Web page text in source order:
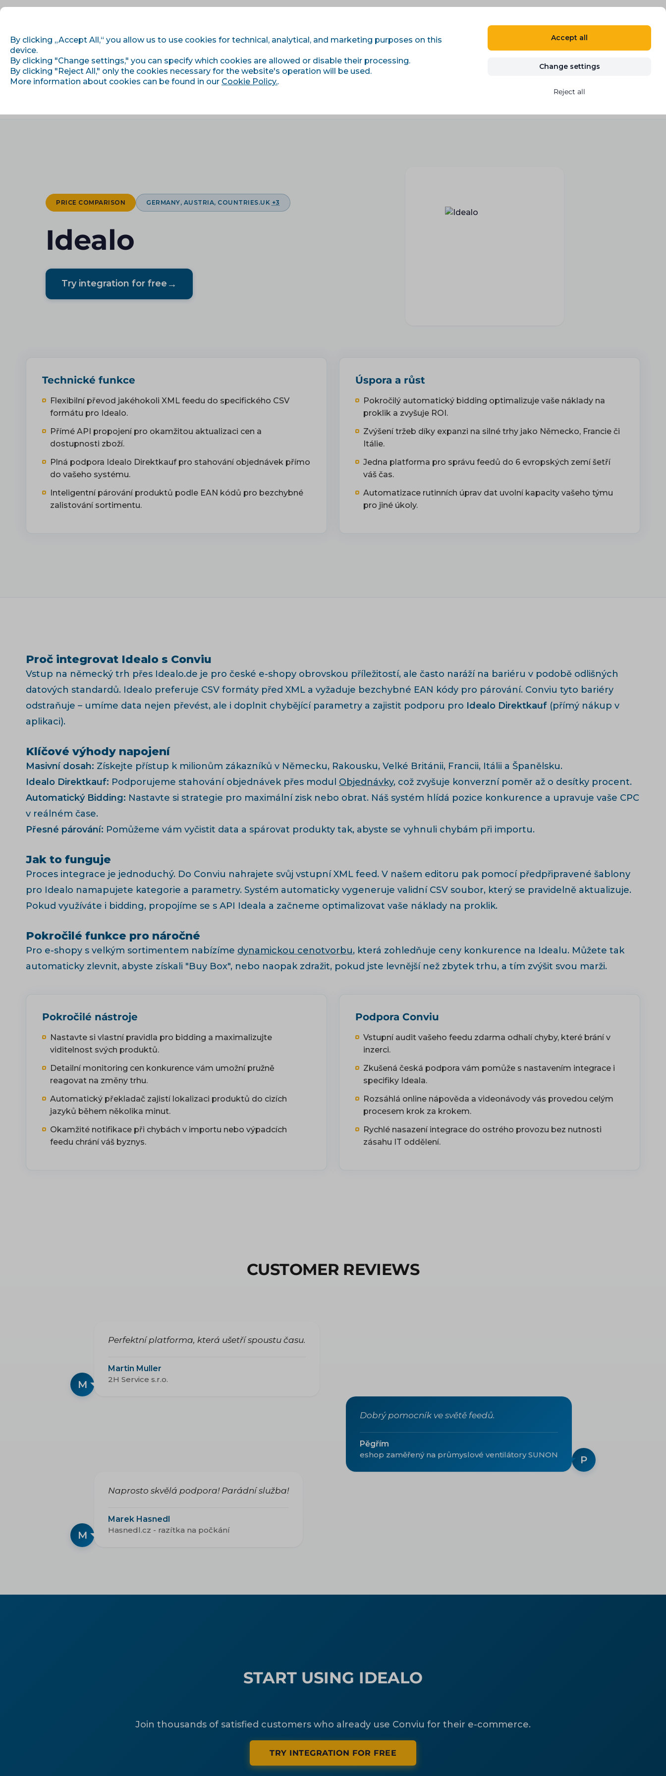
START FREE TRIAL
Getting started Modules Services Price list References
PRICE COMPARISON GERMANY, AUSTRIA, COUNTRIES.UK +3
Idealo
Try integration for free →
Technické funkce
Flexibilní převod jakéhokoli XML feedu do specifického CSV
formátu pro Idealo.
Přímé API propojení pro okamžitou aktualizaci cen a
dostupnosti zboží.
Plná podpora Idealo Direktkauf pro stahování objednávek přímo
do vašeho systému.
Inteligentní párování produktů podle EAN kódů pro bezchybné
zalistování sortimentu.
Úspora a růst
Pokročilý automatický bidding optimalizuje vaše náklady na
proklik a zvyšuje ROI.
Zvýšení tržeb díky expanzi na silné trhy jako Německo, Francie či
Itálie.
Jedna platforma pro správu feedů do 6 evropských zemí šetří
váš čas.
Automatizace rutinních úprav dat uvolní kapacity vašeho týmu
pro jiné úkoly.
Proč integrovat Idealo s Conviu
Vstup na německý trh přes Idealo.de je pro české e-shopy obrovskou příležitostí, ale často naráží na bariéru v podobě odlišných
datových standardů. Idealo preferuje CSV formáty před XML a vyžaduje bezchybné EAN kódy pro párování. Conviu tyto bariéry
odstraňuje – umíme data nejen převést, ale i doplnit chybějící parametry a zajistit podporu pro Idealo Direktkauf (přímý nákup v
aplikaci).
Klíčové výhody napojení
Masivní dosah: Získejte přístup k milionům zákazníků v Německu, Rakousku, Velké Británii, Francii, Itálii a Španělsku.
Idealo Direktkauf: Podporujeme stahování objednávek přes modul Objednávky, což zvyšuje konverzní poměr až o desítky procent.
Automatický Bidding: Nastavte si strategie pro maximální zisk nebo obrat. Náš systém hlídá pozice konkurence a upravuje vaše CPC
v reálném čase.
Přesné párování: Pomůžeme vám vyčistit data a spárovat produkty tak, abyste se vyhnuli chybám při importu.
Jak to funguje
Proces integrace je jednoduchý. Do Conviu nahrajete svůj vstupní XML feed. V našem editoru pak pomocí předpřipravené šablony
pro Idealo namapujete kategorie a parametry. Systém automaticky vygeneruje validní CSV soubor, který se pravidelně aktualizuje.
Pokud využíváte i bidding, propojíme se s API Ideala a začneme optimalizovat vaše náklady na proklik.
Pokročilé funkce pro náročné
Pro e-shopy s velkým sortimentem nabízíme dynamickou cenotvorbu, která zohledňuje ceny konkurence na Idealu. Můžete tak
automaticky zlevnit, abyste získali "Buy Box", nebo naopak zdražit, pokud jste levnější než zbytek trhu, a tím zvýšit svou marži.
Pokročilé nástroje
Nastavte si vlastní pravidla pro bidding a maximalizujte
viditelnost svých produktů.
Detailní monitoring cen konkurence vám umožní pružně
reagovat na změny trhu.
Automatický překladač zajistí lokalizaci produktů do cizích
jazyků během několika minut.
Okamžité notifikace při chybách v importu nebo výpadcích
feedu chrání váš byznys.
Podpora Conviu
Vstupní audit vašeho feedu zdarma odhalí chyby, které brání v
inzerci.
Zkušená česká podpora vám pomůže s nastavením integrace i
specifiky Ideala.
Rozsáhlá online nápověda a videonávody vás provedou celým
procesem krok za krokem.
Rychlé nasazení integrace do ostrého provozu bez nutnosti
zásahu IT oddělení.
CUSTOMER REVIEWS
M
Perfektní platforma, která ušetří spoustu času.
Martin Muller
2H Service s.r.o.
P
Dobrý pomocník ve světě feedů.
Pěgřím
eshop zaměřený na průmyslové ventilátory SUNON
M
Naprosto skvělá podpora! Parádní služba!
Marek Hasnedl
Hasnedl.cz - razítka na počkání
START USING IDEALO
Join thousands of satisfied customers who already use Conviu for their e-commerce.
TRY INTEGRATION FOR FREE
By clicking „Accept All,“ you allow us to use cookies for technical, analytical, and marketing purposes on this
device.
By clicking "Change settings," you can specify which cookies are allowed or disable their processing.
By clicking "Reject All," only the cookies necessary for the website's operation will be used.
More information about cookies can be found in our Cookie Policy..
Accept all
Change settings
Reject all